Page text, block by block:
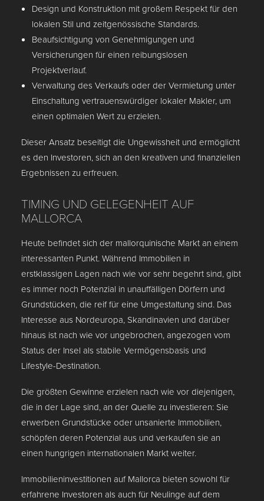
Design und Konstruktion mit großem Respekt für den
lokalen Stil und zeitgenössische Standards.
Beaufsichtigung von Genehmigungen und
Versicherungen für einen reibungslosen
Projektverlauf.
Verwaltung des Verkaufs oder der Vermietung unter
Einschaltung vertrauenswürdiger lokaler Makler, um
einen optimalen Wert zu erzielen.
Dieser Ansatz beseitigt die Ungewissheit und ermöglicht
es den Investoren, sich an den kreativen und finanziellen
Ergebnissen zu erfreuen.
TIMING UND GELEGENHEIT AUF
MALLORCA
Heute befindet sich der mallorquinische Markt an einem
interessanten Punkt. Während Immobilien in
erstklassigen Lagen nach wie vor sehr begehrt sind, gibt
es immer noch Potenzial in unauffälligen Dörfern und
Grundstücken, die reif für eine Umgestaltung sind. Das
Interesse aus Nordeuropa, Skandinavien und darüber
hinaus ist nach wie vor ungebrochen, angezogen vom
Status der Insel als stabile Vermögensbasis und
Lifestyle-Destination.
Die größten Gewinne erzielen nach wie vor diejenigen,
die in der Lage sind, an der Quelle zu investieren: Sie
erwerben Grundstücke oder unsanierte Immobilien,
schöpfen deren Potenzial aus und verkaufen sie an
einen hungrigen internationalen Markt weiter.
Immobilieninvestitionen auf Mallorca bieten sowohl für
erfahrene Investoren als auch für Neulinge auf dem